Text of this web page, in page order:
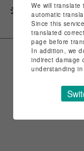
シェアする
We will
automatic
Since this
translated
page before
In addition, we
indirect damage
understanding in